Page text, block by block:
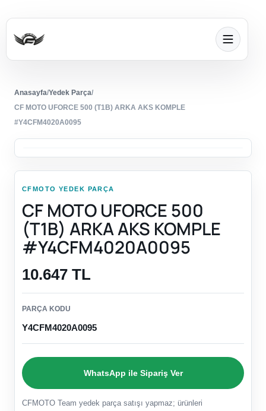
Anasayfa/Yedek Parça/
CF MOTO UFORCE 500 (T1B) ARKA AKS KOMPLE
#Y4CFM4020A0095
CFMOTO YEDEK PARÇA
CF MOTO UFORCE 500
(T1B) ARKA AKS KOMPLE
#Y4CFM4020A0095
10.647 TL
PARÇA KODU
Y4CFM4020A0095
WhatsApp ile Sipariş Ver
CFMOTO Team yedek parça satışı yapmaz; ürünleri